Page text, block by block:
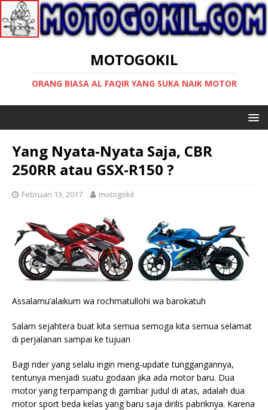
MOTOGOKIL
ORANG BIASA AL FAQIR YANG SUKA NAIK MOTOR
Yang Nyata-Nyata Saja, CBR
250RR atau GSX-R150 ?
Februari 13, 2017 motogokil
Assalamu’alaikum wa rochmatullohi wa barokatuh
Salam sejahtera buat kita semua semoga kita semua selamat
di perjalanan sampai ke tujuan
Bagi rider yang selalu ingin meng-update tunggangannya,
tentunya menjadi suatu godaan jika ada motor baru. Dua
motor yang terpampang di gambar judul di atas, adalah dua
motor sport beda kelas yang baru saja dirilis pabriknya. Karena